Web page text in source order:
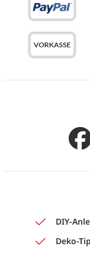
DIY-
Deko-